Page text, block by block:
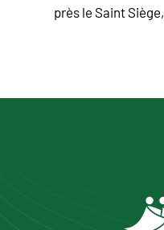
près le Saint